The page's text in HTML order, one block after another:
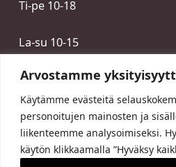
Arvostamme
Käytämme evästeitä
personoitujen mainosten ja
liikenteemme analysoimiseksi.
käytön klikkaamalla ”Hyväksy
Ti-pe 10-18
La-su 10-15